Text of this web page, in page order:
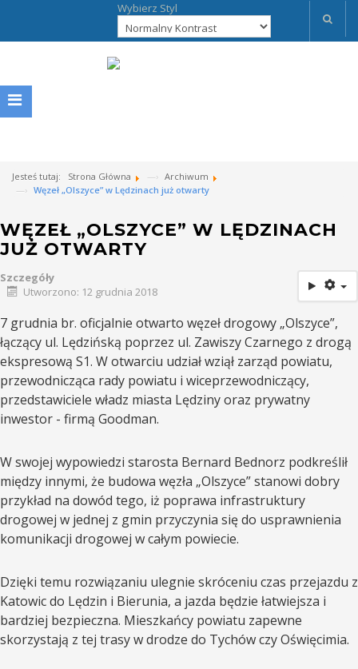
Wybierz Styl
Jesteś tutaj: Strona Główna
Archiwum
Węzeł „Olszyce” w Lędzinach już otwarty
WĘZEŁ „OLSZYCE” W LĘDZINACH
JUŻ OTWARTY
Szczegóły
Utworzono: 12 grudnia 2018
7 grudnia br. oficjalnie otwarto węzeł drogowy „Olszyce”,
łączący ul. Lędzińską poprzez ul. Zawiszy Czarnego z drogą
ekspresową S1. W otwarciu udział wziął zarząd powiatu,
przewodnicząca rady powiatu i wiceprzewodniczący,
przedstawiciele władz miasta Lędziny oraz prywatny
inwestor - firmą Goodman.
W swojej wypowiedzi starosta Bernard Bednorz podkreślił
między innymi, że budowa węzła „Olszyce” stanowi dobry
przykład na dowód tego, iż poprawa infrastruktury
drogowej w jednej z gmin przyczynia się do usprawnienia
komunikacji drogowej w całym powiecie.
Dzięki temu rozwiązaniu ulegnie skróceniu czas przejazdu z
Katowic do Lędzin i Bierunia, a jazda będzie łatwiejsza i
bardziej bezpieczna. Mieszkańcy powiatu zapewne
skorzystają z tej trasy w drodze do Tychów czy Oświęcimia.